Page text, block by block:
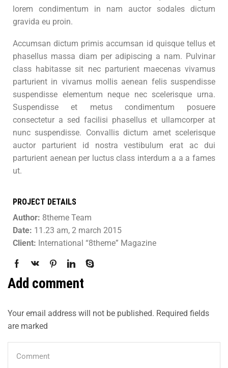
lorem condimentum in nam auctor sodales dictum
gravida eu proin.
Accumsan dictum primis accumsan id quisque tellus et
phasellus massa diam per adipiscing a nam. Pulvinar
class habitasse sit nec parturient maecenas vivamus
parturient in vivamus mollis aenean felis suspendisse
suspendisse elementum neque nec scelerisque urna.
Suspendisse et metus condimentum posuere
consectetur a sed facilisi phasellus et ullamcorper at
nunc suspendisse. Convallis dictum amet scelerisque
auctor parturient id nostra vestibulum erat ac dui
parturient aenean per luctus class interdum a a a fames
ut.
PROJECT DETAILS
Author: 8theme Team
Date: 11.23 am, 2 march 2015
Client: International “8theme” Magazine
Add comment
Your email address will not be published. Required fields
are marked